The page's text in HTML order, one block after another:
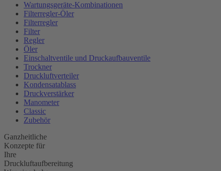
Wartungsgeräte-Kombinationen
Filterregler-Öler
Filterregler
Filter
Regler
Öler
Einschaltventile und Druckaufbauventile
Trockner
Druckluftverteiler
Kondensatablass
Druckverstärker
Manometer
Classic
Zubehör
Ganzheitliche
Konzepte für
Ihre
Druckluftaufbereitung